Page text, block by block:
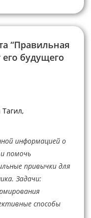
“Правильная
его будущего
информацией о
помочь
привычки для
Задачи:
способы